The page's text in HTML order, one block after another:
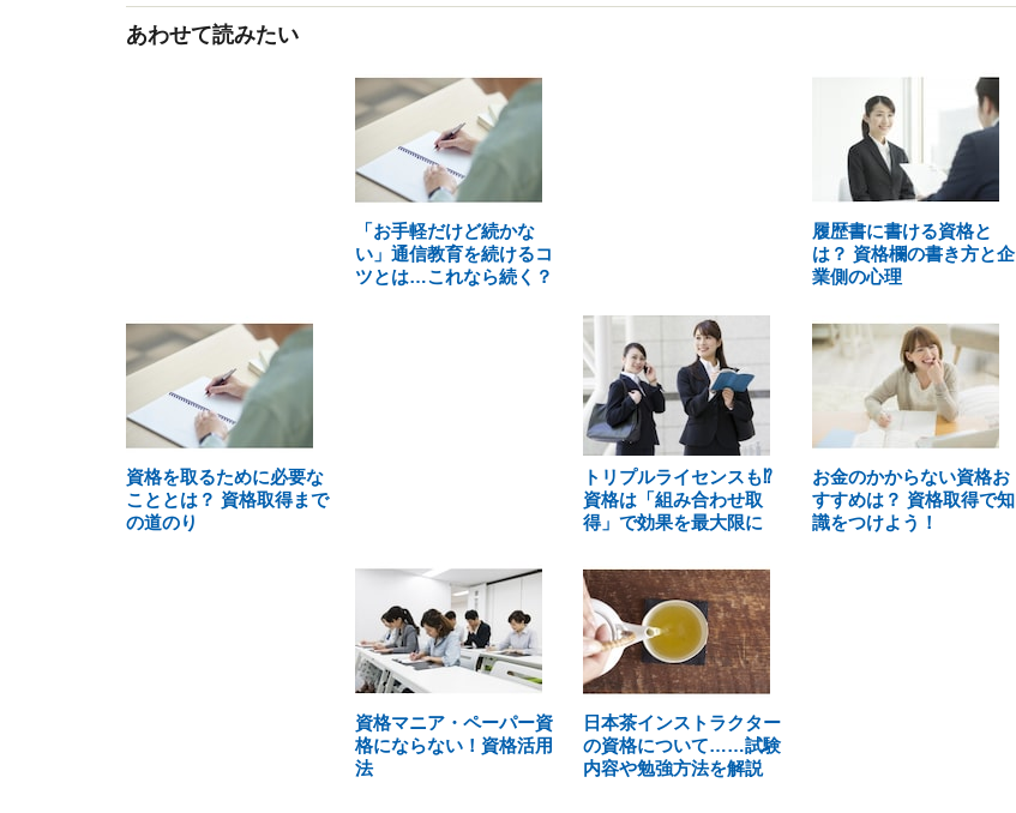
あわせて読みたい
「お手軽だけど続かな
い」通信教育を続けるコ
ツとは…これなら続く？
履歴書に書ける資格と
は？ 資格欄の書き方と企
業側の心理
資格を取るために必要な
こととは？ 資格取得まで
の道のり
トリプルライセンスも⁉
資格は「組み合わせ取
得」で効果を最大限に
お金のかからない資格お
すすめは？ 資格取得で知
識をつけよう！
資格マニア・ペーパー資
格にならない！資格活用
法
日本茶インストラクター
の資格について……試験
内容や勉強方法を解説